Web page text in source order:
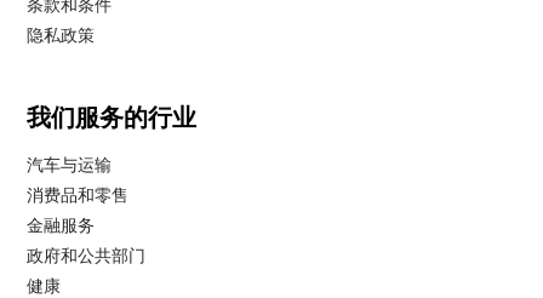
条款和条件
隐私政策
我们服务的行业
汽车与运输
消费品和零售
金融服务
政府和公共部门
健康